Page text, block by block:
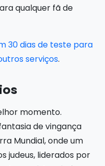
qualquer fã de
30 dias de teste para
serviços.
momento.
de vingança
Mundial, onde um
judeus, liderados por